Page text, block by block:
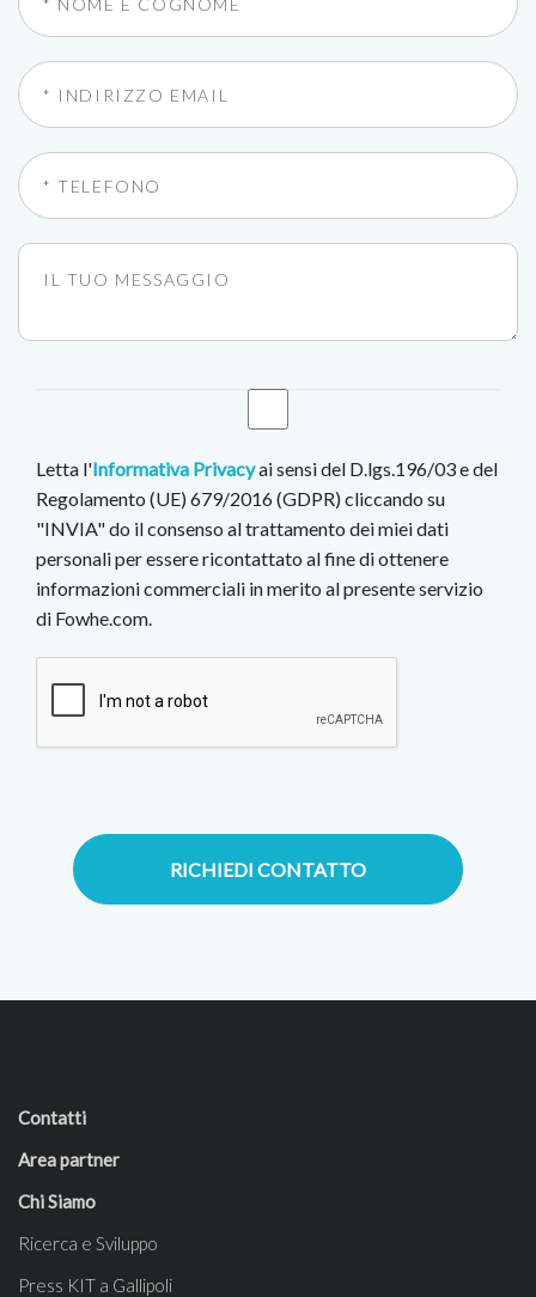
Letta l'Informativa Privacyai sensi del D.lgs.196/03 e del
Regolamento (UE) 679/2016 (GDPR) cliccando su
"INVIA" do il consenso al trattamento dei miei dati
personali per essere ricontattato al fine di ottenere
informazioni commerciali in merito al presente servizio
di Fowhe.com.
RICHIEDI CONTATTO
Contatti
Area partner
Chi Siamo
Ricerca e Sviluppo
Press KIT a Gallipoli